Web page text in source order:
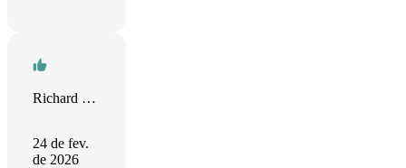
Richard Bird
24 de fev.
de 2026